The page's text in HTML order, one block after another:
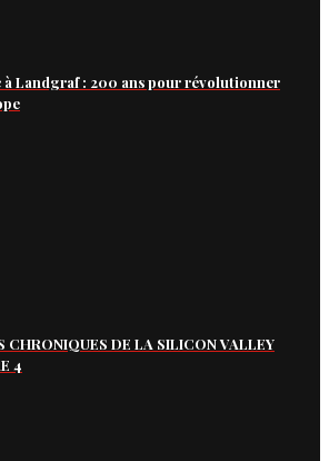
à Landgraf : 200 ans pour révolutionner
CHRONIQUES DE LA SILICON VALLEY
4